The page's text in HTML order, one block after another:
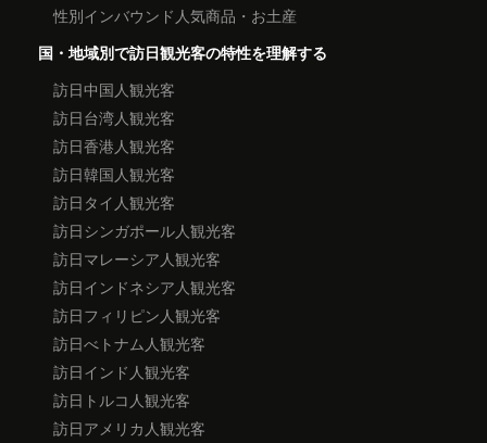
性別インバウンド人気商品・お土産
国・地域別で訪日観光客の特性を理解する
訪日中国人観光客
訪日台湾人観光客
訪日香港人観光客
訪日韓国人観光客
訪日タイ人観光客
訪日シンガポール人観光客
訪日マレーシア人観光客
訪日インドネシア人観光客
訪日フィリピン人観光客
訪日べトナム人観光客
訪日インド人観光客
訪日トルコ人観光客
訪日アメリカ人観光客